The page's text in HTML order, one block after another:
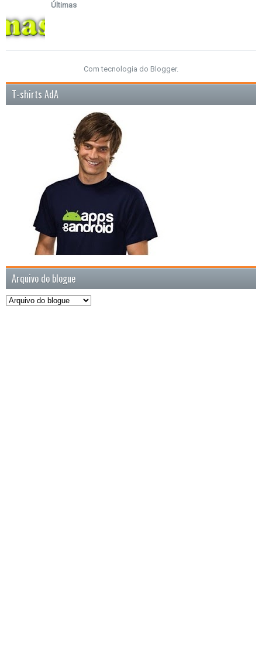
Últimas
Com tecnologia do Blogger.
T-shirts AdA
Arquivo do blogue